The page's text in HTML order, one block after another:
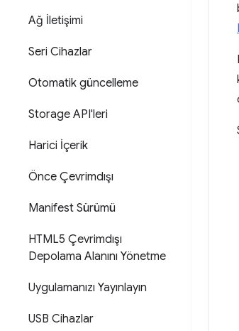
Ağ İletişimi
Seri Cihazlar
Otomatik güncelleme
Storage API'leri
Harici İçerik
Önce Çevrimdışı
Manifest Sürümü
HTML5 Çevrimdışı
Depolama Alanını Yönetme
Uygulamanızı Yayınlayın
USB Cihazlar